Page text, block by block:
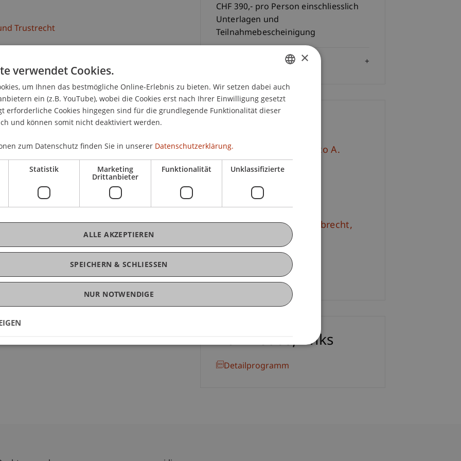
Trustrecht
Rechtsanwältinnen und Rechtsanwälte
wachsen ständig. Daher ist eine fundierte und
liechtensteinischen Rechtsmaterie für
gerade auch auf ihre forensische Tätigkeit
liechtensteinischen Verwaltungs- und
Wichtigkeit, eine Weiterbildung in diesen
beschränkt auf Literatur und Rechtsprechung
werden kann.
CHF 390,- pro Person einschliesslich
Unterlagen und
Teilnahmebescheinigung
Univ.-Prof. Dr. Francesco A.
Schurr
E-Mail
lic. iur. Frédérique
Lambrecht
+423 265 11 62
Downloads/Links
Detailprogramm
GERMAN
ENGLISH
×
verwendet Cookies.
um Ihnen das bestmögliche Online-Erlebnis zu bieten. Wir setzen dabei auch
ein (z.B. YouTube), wobei die Cookies erst nach Ihrer Einwilligung gesetzt
erforderliche Cookies hingegen sind für die grundlegende Funktionalität dieser
und können somit nicht deaktiviert werden.
zum Datenschutz finden Sie in unserer Datenschutzerklärung.
Statistik Marketing
Drittanbieter
Funktionalität Unklassifizierte
SPEICHERN & SCHLIESSEN
ALLE AKZEPTIEREN
NUR NOTWENDIGE